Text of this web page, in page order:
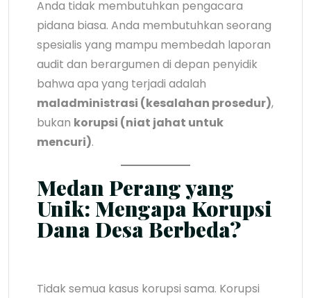
Anda tidak membutuhkan pengacara
pidana biasa. Anda membutuhkan seorang
spesialis yang mampu membedah laporan
audit dan berargumen di depan penyidik
bahwa apa yang terjadi adalah
maladministrasi (kesalahan prosedur),
bukan korupsi (niat jahat untuk
mencuri).
Medan Perang yang
Unik: Mengapa Korupsi
Dana Desa Berbeda?
Tidak semua kasus korupsi sama. Korupsi